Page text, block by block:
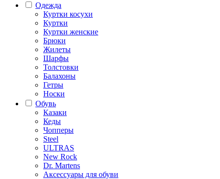
Одежда
Куртки косухи
Куртки
Куртки женские
Брюки
Жилеты
Шарфы
Толстовки
Балахоны
Гетры
Носки
Обувь
Казаки
Кеды
Чопперы
Steel
ULTRAS
New Rock
Dr. Martens
Аксессуары для обуви